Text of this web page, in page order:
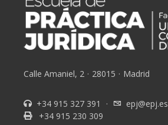
Calle Amaniel, 2 · 28015 · Madrid
+34 915 327 391 ·
epj@epj.es
+34 915 230 309